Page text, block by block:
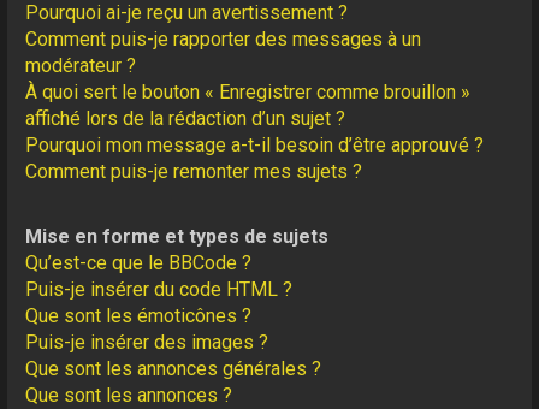
Pourquoi ai-je reçu un avertissement ?
Comment puis-je rapporter des messages à un
modérateur ?
À quoi sert le bouton « Enregistrer comme brouillon »
affiché lors de la rédaction d’un sujet ?
Pourquoi mon message a-t-il besoin d’être approuvé ?
Comment puis-je remonter mes sujets ?
Mise en forme et types de sujets
Qu’est-ce que le BBCode ?
Puis-je insérer du code HTML ?
Que sont les émoticônes ?
Puis-je insérer des images ?
Que sont les annonces générales ?
Que sont les annonces ?